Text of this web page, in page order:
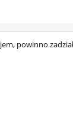
powinno